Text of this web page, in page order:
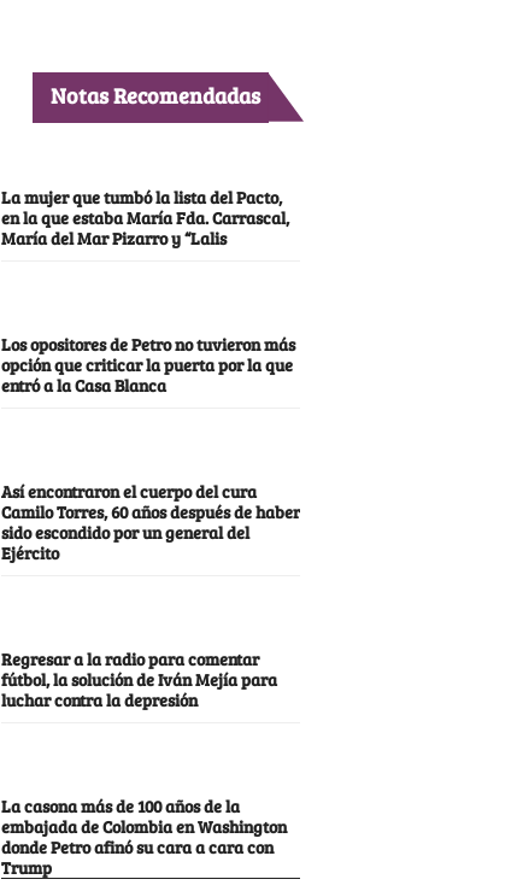
Notas Recomendadas
La mujer que tumbó la lista del Pacto,
en la que estaba María Fda. Carrascal,
María del Mar Pizarro y “Lalis
Los opositores de Petro no tuvieron más
opción que criticar la puerta por la que
entró a la Casa Blanca
Así encontraron el cuerpo del cura
Camilo Torres, 60 años después de haber
sido escondido por un general del
Ejército
Regresar a la radio para comentar
fútbol, la solución de Iván Mejía para
luchar contra la depresión
La casona más de 100 años de la
embajada de Colombia en Washington
donde Petro afinó su cara a cara con
Trump